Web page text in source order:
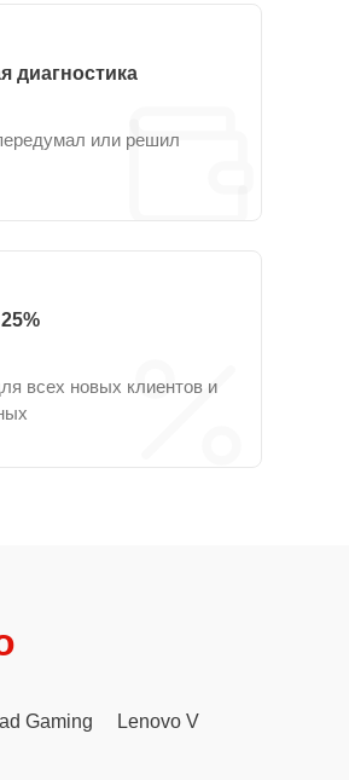
диагностика
или решил
всех новых клиентов и
Gaming
Lenovo V